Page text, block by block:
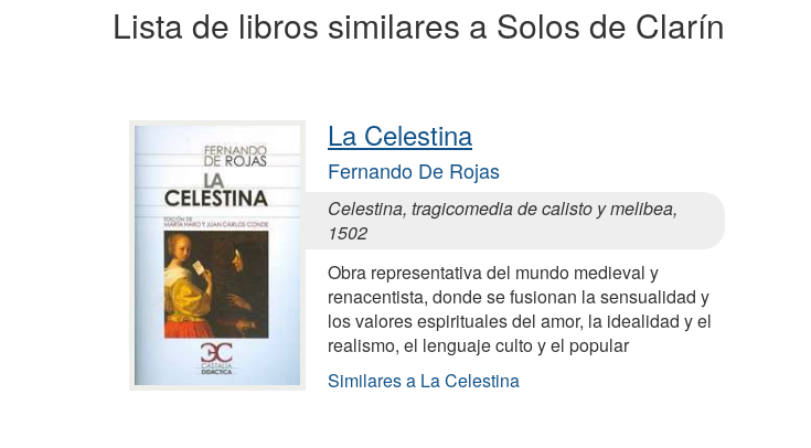
Lista de libros similares a Solos de Clarín
La Celestina
Fernando De Rojas
Celestina, tragicomedia de calisto y melibea,
1502
Obra representativa del mundo medieval y
renacentista, donde se fusionan la sensualidad y
los valores espirituales del amor, la idealidad y el
realismo, el lenguaje culto y el popular
Similares a La Celestina